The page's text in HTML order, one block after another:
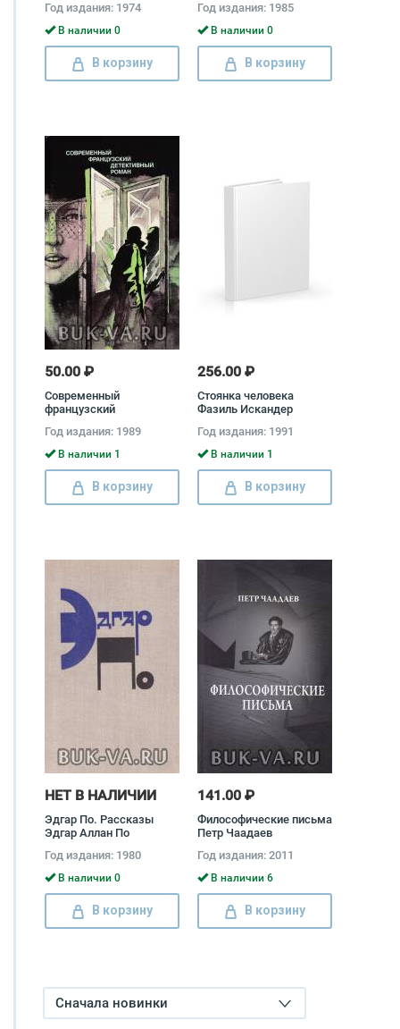
Анна Керн
Год издания: 1974
В наличии 0
В корзину
Джозеф Киплинг,
Астрид Линдгрен, Алан
Александер Милн
Год издания: 1985
В наличии 0
В корзину
50.00 ₽
Современный
французский
Год издания: 1989
В наличии 1
В корзину
256.00 ₽
Стоянка человека
Фазиль Искандер
Год издания: 1991
В наличии 1
В корзину
НЕТ В НАЛИЧИИ
Эдгар По. Рассказы
Эдгар Аллан По
Год издания: 1980
В наличии 0
В корзину
141.00 ₽
Философические письма
Петр Чаадаев
Год издания: 2011
В наличии 6
В корзину
Сначала новинки